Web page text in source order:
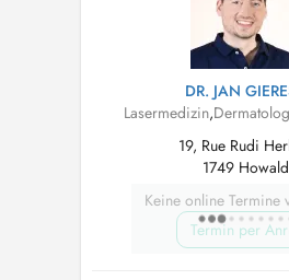
DR. JAN
Lasermedizin,
19, Rue Rudi
1749 Howald
Keine online Termine
Termin per